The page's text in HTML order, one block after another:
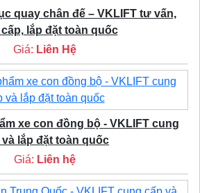
quay chân đế – VKLIFT tư vấn,
lắp đặt toàn quốc
Giá: Liên Hệ
xe con đồng bộ - VKLIFT cung
và lắp đặt toàn quốc
Giá: Liên hệ